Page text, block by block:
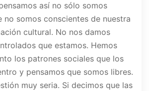
así no sólo somos
no somos conscientes de nuestra
cultural. No nos damos
que estamos. Hemos
los patrones sociales que los
y pensamos que somos libres.
muy seria. Si decimos que las